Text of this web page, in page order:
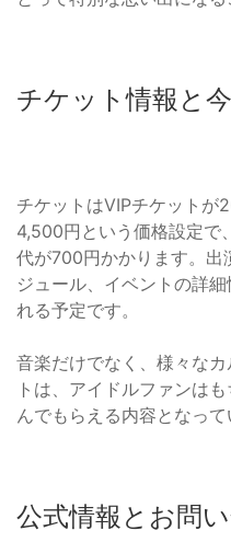
チケット情報と
チケットはVIPチケット
4,500円という価格設定で
代が700円かかります。出
ジュール、イベントの詳
れる予定です。
音楽だけでなく、様々な
トは、アイドルファンは
んでもらえる内容となって
公式情報とお問